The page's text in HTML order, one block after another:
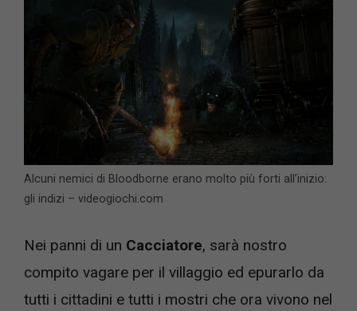
Alcuni nemici di Bloodborne erano molto più forti all’inizio:
gli indizi – videogiochi.com
Nei panni di un Cacciatore, sarà nostro
compito vagare per il villaggio ed epurarlo da
tutti i cittadini e tutti i mostri che ora vivono nel